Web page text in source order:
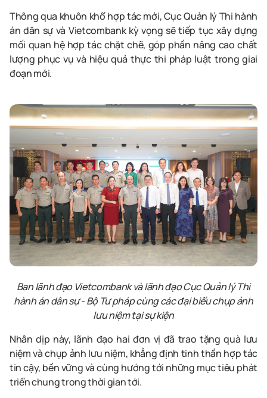
Thông qua khuôn khổ hợp tác mới, Cục Quản lý Thi hành
án dân sự và Vietcombank kỳ vọng sẽ tiếp tục xây dựng
mối quan hệ hợp tác chặt chẽ, góp phần nâng cao chất
lượng phục vụ và hiệu quả thực thi pháp luật trong giai
đoạn mới.
Ban lãnh đạo Vietcombank và lãnh đạo Cục Quản lý Thi
hành án dân sự - Bộ Tư pháp cùng các đại biểu chụp ảnh
lưu niệm tại sự kiện
Nhân dịp này, lãnh đạo hai đơn vị đã trao tặng quà lưu
niệm và chụp ảnh lưu niệm, khẳng định tinh thần hợp tác
tin cậy, bền vững và cùng hướng tới những mục tiêu phát
triển chung trong thời gian tới.